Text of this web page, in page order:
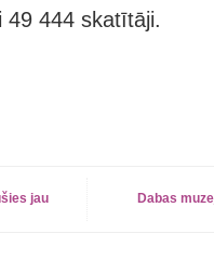
49 444 skatītāji.
jau
Dabas